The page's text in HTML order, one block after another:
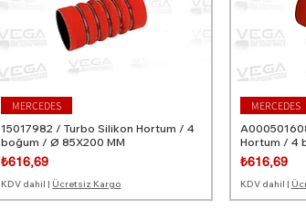
MERCEDES
15017982 / Turbo Silikon Hortum / 4
boğum / Ø 85X200 MM
Fiyat
₺616,69
KDV dahil | Ücretsiz Kargo
MERCEDES
Hortum / 4
Fiyat
₺616,69
KDV dahil |